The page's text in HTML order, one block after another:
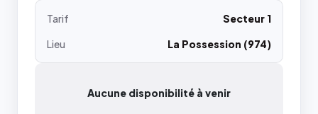
Tarif
Secteur 1
Lieu
La Possession (974)
Aucune disponibilité à venir